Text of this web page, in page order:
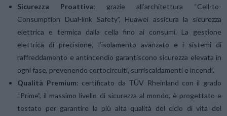
Sicurezza Proattiva: grazie all’architettura “Cell-to-
Consumption Dual-link Safety”, Huawei assicura la sicurezza
elettrica e termica dalla cella fino ai consumi. La gestione
elettrica di precisione, l’isolamento avanzato e i sistemi di
raffreddamento e antincendio garantiscono sicurezza elevata in
ogni fase, prevenendo cortocircuiti, surriscaldamenti e incendi.
Qualità Premium: certificato da TÜV Rheinland con il grado
“Prime”, il massimo livello di sicurezza al mondo, è progettato e
testato per garantire la più alta qualità del ciclo di vita del